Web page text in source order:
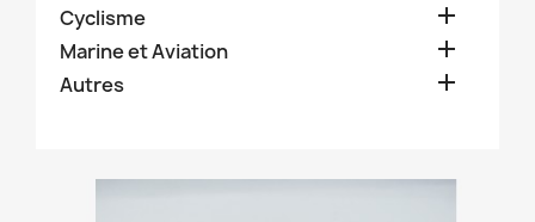
Cyclisme

Marine et Aviation 
Autres 